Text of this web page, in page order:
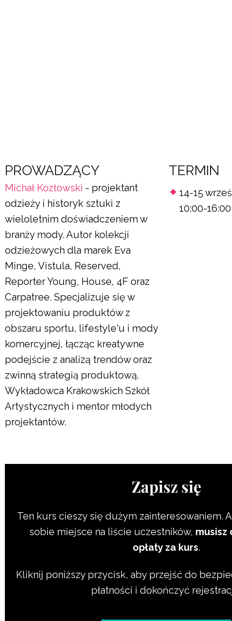
PROWADZĄCY
Michał Kozłowski - projektant
odzieży i historyk sztuki z
wieloletnim doświadczeniem w
branży mody. Autor kolekcji
odzieżowych dla marek Eva
Minge, Vistula, Reserved,
Reporter Young, House, 4F oraz
Carpatree. Specjalizuje się w
projektowaniu produktów z
obszaru sportu, lifestyle'u i mody
komercyjnej, łącząc kreatywne
podejście z analizą trendów oraz
zwinną strategią produktową.
Wykładowca Krakowskich Szkół
Artystycznych i mentor młodych
projektantów.
TERMIN
14-15
10:00-16:00
Zapisz się
Ten kurs cieszy się dużym zainteresowaniem.
sobie miejsce na liście uczestników, musisz
opłaty za kurs.
Kliknij poniższy przycisk, aby przejść do
płatności i dokończyć